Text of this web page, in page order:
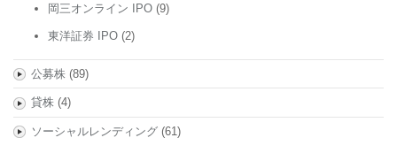
岡三オンライン IPO (9)
東洋証券 IPO (2)
公募株(89)
貸株(4)
ソーシャルレンディング(61)